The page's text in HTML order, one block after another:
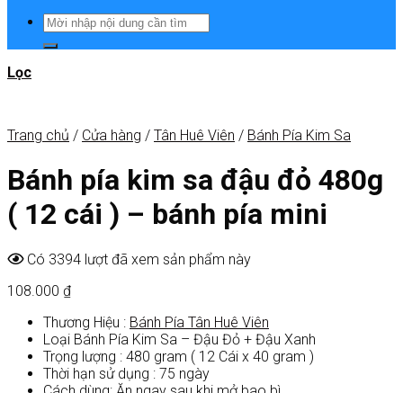
Lọc
Trang chủ / Cửa hàng / Tân Huê Viên / Bánh Pía Kim Sa
Bánh pía kim sa đậu đỏ 480g
( 12 cái ) – bánh pía mini
Có 3394 lượt đã xem sản phẩm này
108.000 ₫
Thương Hiệu : Bánh Pía Tân Huê Viên
Loại Bánh Pía Kim Sa – Đậu Đỏ + Đậu Xanh
Trọng lượng : 480 gram ( 12 Cái x 40 gram )
Thời hạn sử dụng : 75 ngày